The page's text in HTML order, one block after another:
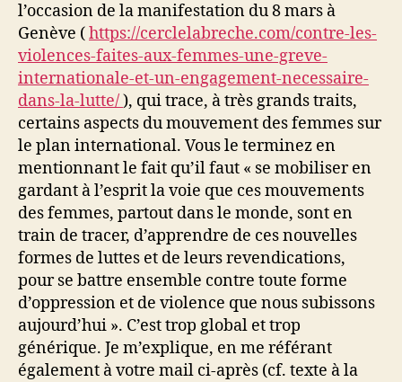
l’occasion de la manifestation du 8 mars à
Genève (https://cerclelabreche.com/contre-les-
violences-faites-aux-femmes-une-greve-
internationale-et-un-engagement-necessaire-
dans-la-lutte/), qui trace, à très grands traits,
certains aspects du mouvement des femmes sur
le plan international. Vous le terminez en
mentionnant le fait qu’il faut « se mobiliser en
gardant à l’esprit la voie que ces mouvements
des femmes, partout dans le monde, sont en
train de tracer, d’apprendre de ces nouvelles
formes de luttes et de leurs revendications,
pour se battre ensemble contre toute forme
d’oppression et de violence que nous subissons
aujourd’hui ». C’est trop global et trop
générique. Je m’explique, en me référant
également à votre mail ci-après (cf. texte à la